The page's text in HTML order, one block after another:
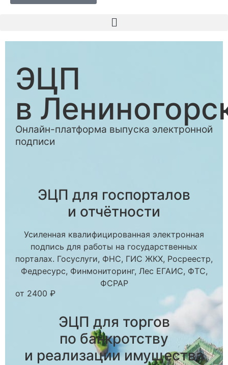
ЭЦП
в
Онлайн-платформа выпуска электронной
подписи
ЭЦП для госпорталов
и отчётности
Усиленная квалифицированная электронная
подпись для работы на государственных
порталах. Госуслуги, ФНС, ГИС ЖКХ, Росреестр,
Федресурс, Финмониторинг, Лес ЕГАИС, ФТС,
ФСРАР
от 2400 ₽
ЭЦП для торгов
по банкротству
и реализации имущества